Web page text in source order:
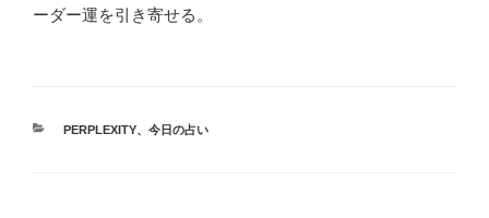
ーダー運を引き寄せる。
カ
PERPLEXITY、 今日の占い